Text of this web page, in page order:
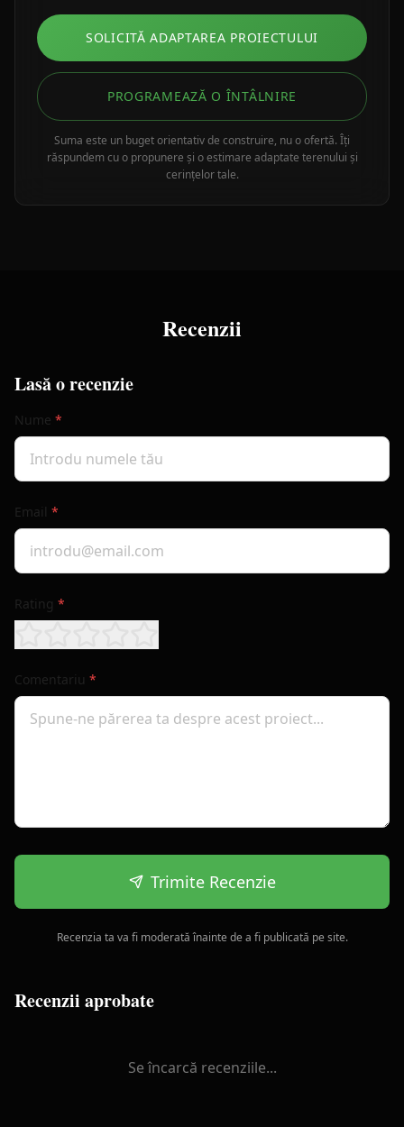
SOLICITĂ ADAPTAREA PROIECTULUI
PROGRAMEAZĂ O ÎNTÂLNIRE
Suma este un buget orientativ de construire, nu o ofertă. Îți
răspundem cu o propunere și o estimare adaptate terenului și
cerințelor tale.
Recenzii
Lasă o recenzie
Nume *
Email *
Rating *
Comentariu *
Trimite Recenzie
Recenzia ta va fi moderată înainte de a fi publicată pe site.
Recenzii aprobate
Se încarcă recenziile...